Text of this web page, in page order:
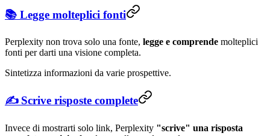
📚 Legge molteplici fonti
Perplexity non trova solo una fonte, legge e comprende molteplici
fonti per darti una visione completa.
Sintetizza informazioni da varie prospettive.
✍️ Scrive risposte complete
Invece di mostrarti solo link, Perplexity "scrive" una risposta